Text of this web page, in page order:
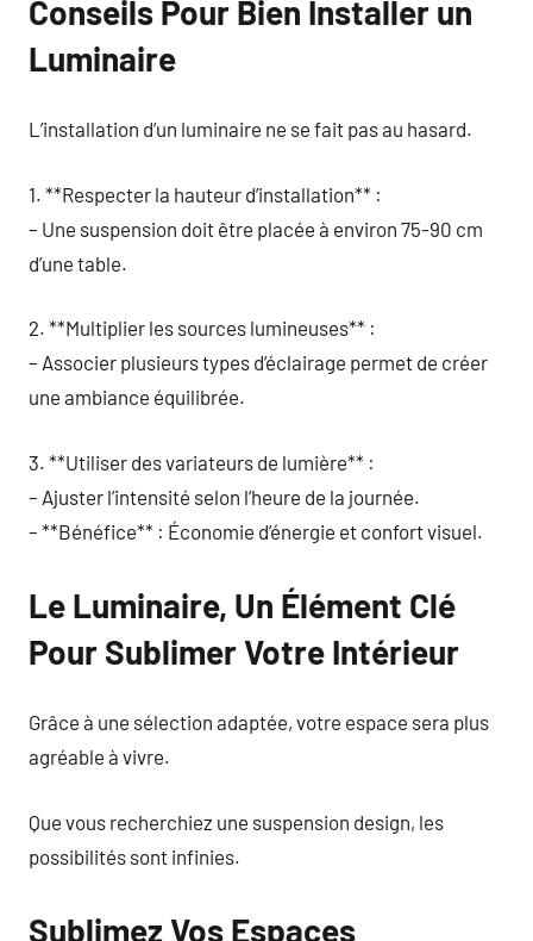
Conseils Pour Bien Installer un
Luminaire
L’installation d’un luminaire ne se fait pas au hasard.
1. **Respecter la hauteur d’installation** :
– Une suspension doit être placée à environ 75-90 cm
d’une table.
2. **Multiplier les sources lumineuses** :
– Associer plusieurs types d’éclairage permet de créer
une ambiance équilibrée.
3. **Utiliser des variateurs de lumière** :
– Ajuster l’intensité selon l’heure de la journée.
– **Bénéfice** : Économie d’énergie et confort visuel.
Le Luminaire, Un Élément Clé
Pour Sublimer Votre Intérieur
Grâce à une sélection adaptée, votre espace sera plus
agréable à vivre.
Que vous recherchiez une suspension design, les
possibilités sont infinies.
Sublimez Vos Espaces